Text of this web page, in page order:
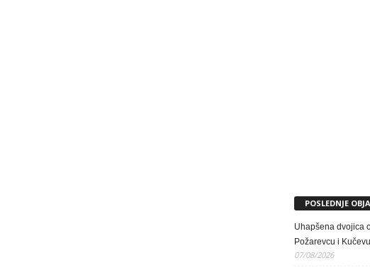
POSLEDNJE
Uhapšena dvojica
Požarevcu i Kučevu
07/08/2026